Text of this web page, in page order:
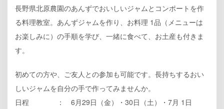
長野県北原農園のあんずでおいしいジャムとコンポートを作
る料理教室。あんずジャムを作り、お料理 1品（メニューは
お楽しみに）の手順を学び、一緒に食べて、お土産も付きま
す。
初めての方や、ご友人との参加も可能です。長持ちするおい
しいジャムを自分の手で作ってみませんか。
日程 ： 6月29日（金）・30日（土）・7月 1日